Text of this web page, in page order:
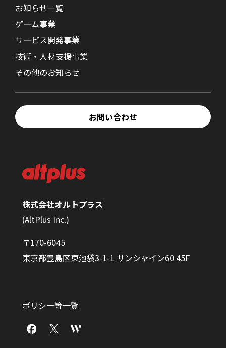
株式会社オルトプラス
(AltPlus Inc.)
〒170-6045
東京都豊島区東池袋3-1-1 サンシャイン60 45F
ポリシー等一覧
お知らせ一覧
ゲーム事業
サービス開発事業
技術・人材支援事業
その他のお知らせ
お問い合わせ